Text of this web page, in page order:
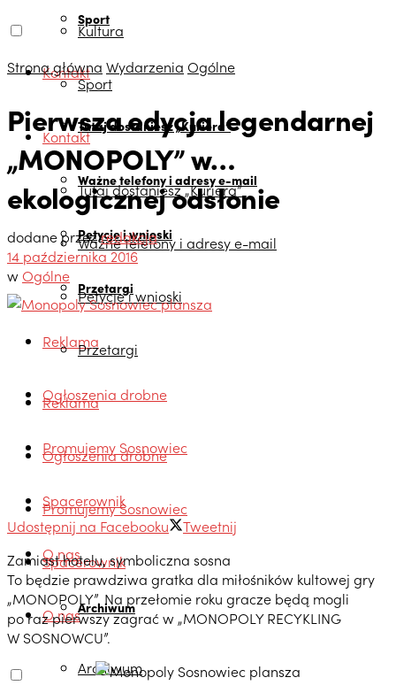
Sport
Kontakt
Tutaj dostaniesz „Kuriera”
Ważne telefony i adresy e-mail
Petycje i wnioski
Przetargi
Reklama
Ogłoszenia drobne
Promujemy Sosnowiec
Spacerownik
O nas
Archiwum
Kultura
Sport
Kontakt
Tutaj dostaniesz „Kuriera”
Ważne telefony i adresy e-mail
Petycje i wnioski
Przetargi
Reklama
Ogłoszenia drobne
Promujemy Sosnowiec
Spacerownik
O nas
Archiwum
Strona główna Wydarzenia Ogólne
Pierwsza edycja legendarnej
„MONOPOLY” w…
ekologicznej odsłonie
dodane przezredakcja
14 października 2016
wOgólne
Udostępnij na Facebooku
Tweetnij
Zamiast hotelu, symboliczna sosna
To będzie prawdziwa gratka dla miłośników kultowej gry
„MONOPOLY”. Na przełomie roku gracze będą mogli
po raz pierwszy zagrać w „MONOPOLY RECYKLING
W SOSNOWCU”.